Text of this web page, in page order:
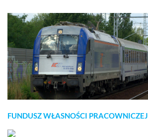
FUNDUSZ WŁASNOŚCI PRACOWNICZEJ